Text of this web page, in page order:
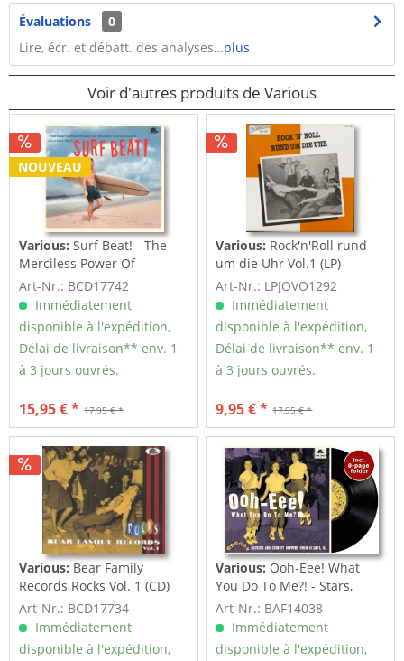
Évaluations
0
Lire, écr. et débatt. des analyses…plus
Voir d'autres produits de Various
NOUVEAU
Various: Surf Beat! - The
Merciless Power Of
Water,...
Art-Nr.: BCD17742
Immédiatement
disponible à l'expédition,
Délai de livraison** env. 1
à 3 jours ouvrés.
17,95 € *
15,95 € *
Various: Rock'n'Roll rund
um die Uhr Vol.1 (LP)
Art-Nr.: LPJOVO1292
Immédiatement
disponible à l'expédition,
Délai de livraison** env. 1
à 3 jours ouvrés.
17,95 € *
9,95 € *
Various: Bear Family
Records Rocks Vol. 1 (CD)
Art-Nr.: BCD17734
Immédiatement
disponible à l'expédition,
Various: Ooh-Eee! What
You Do To Me?! - Stars,
Inc....
Art-Nr.: BAF14038
Immédiatement
disponible à l'expédition,